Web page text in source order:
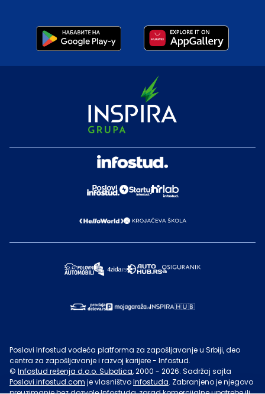
Poslovi Infostud vodeća platforma za zapošljavanje u Srbiji, deo
centra za zapošljavanje i razvoj karijere - Infostud.
© Infostud rešenja d.o.o. Subotica, 2000 - 2026. Sadržaj sajta
Poslovi.infostud.com je vlasništvoInfostuda. Zabranjeno je njegovo